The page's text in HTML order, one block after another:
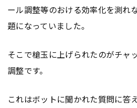
ール調整等のおける効率化を測れ
題になっていました。
そこで槍玉に上げられたのがチャ
調整です。
これはボットに聞かれた質問に答